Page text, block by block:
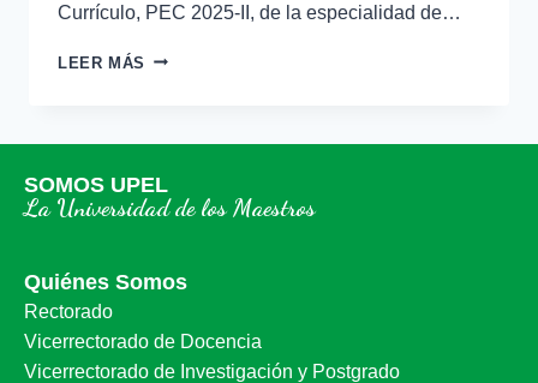
Currículo, PEC 2025-II, de la especialidad de…
LEER MÁS
SOMOS UPEL
La Universidad de los Maestros
Quiénes Somos
Rectorado
Vicerrectorado de Docencia
Vicerrectorado de Investigación y Postgrado